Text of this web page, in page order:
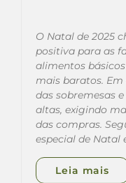
O Natal de 2025
positiva para as
alimentos
mais baratos.
das sobremesas
altas, exigindo
das compras.
especial de Natal
Leia mais